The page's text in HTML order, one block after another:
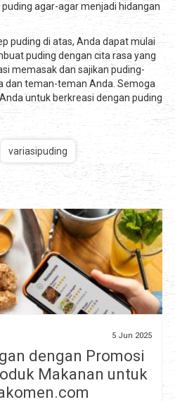
agar-agar menjadi hidangan
puding di atas, Anda dapat mulai
puding dengan cita rasa yang
memasak dan sajikan puding-
dan teman-teman Anda. Semoga
untuk berkreasi dengan puding
variasipuding
5 Jun 2025
dengan Promosi
Makanan untuk